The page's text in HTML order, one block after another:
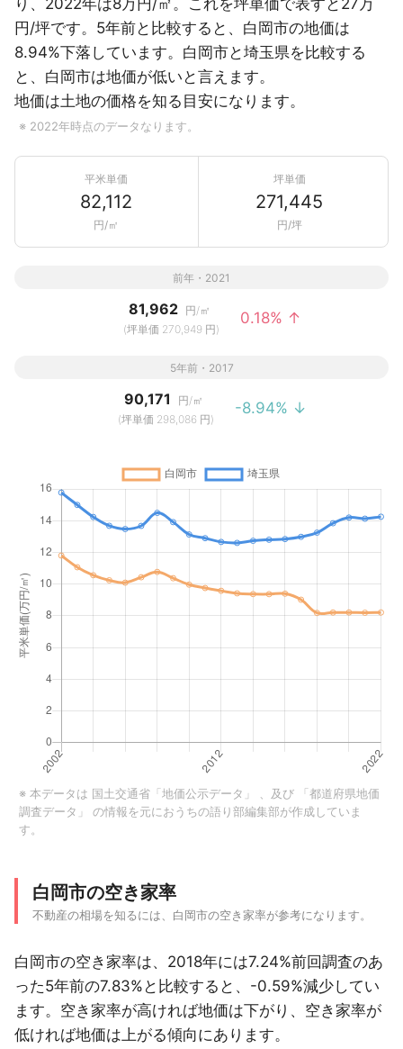
り、2022年は8万円/㎡。これを坪単価で表すと27万
円/坪です。5年前と比較すると、白岡市の地価は
8.94%下落しています。白岡市と埼玉県を比較する
と、白岡市は地価が低いと言えます。
地価は土地の価格を知る目安になります。
※ 2022年時点のデータなります。
平米単価
82,112
円/㎡
坪単価
271,445
円/坪
前年・2021
81,962 円/㎡
(坪単価 270,949 円)
0.18% ↑
5年前・2017
90,171
円/㎡
(坪単価 298,086 円)
-8.94% ↓
※ 本データは 国土交通省「地価公示データ」 、及び
「都道府県地価
調査データ」
の情報を元におうちの語り部編集部が作成していま
す。
白岡市の空き家率
不動産の相場を知るには、白岡市の空き家率が参考になります。
白岡市の空き家率は、2018年には7.24%前回調査のあ
った5年前の7.83%と比較すると、-0.59%減少してい
ます。空き家率が高ければ地価は下がり、空き家率が
低ければ地価は上がる傾向にあります。